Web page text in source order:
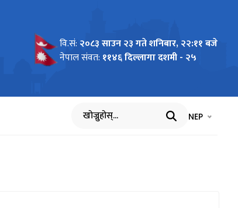
वि.सं: २०८३ साउन २३ गते शनिबार, २२:११ बजे
नेपाल संवत: ११४६ दिल्लागा दशमी - २५
खोज्नुहोस् भाषा चयन
NEP